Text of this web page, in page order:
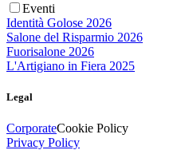
Eventi
Identità Golose 2026
Salone del Risparmio 2026
Fuorisalone 2026
L'Artigiano in Fiera 2025
Legal
CorporateCookie Policy
Privacy Policy